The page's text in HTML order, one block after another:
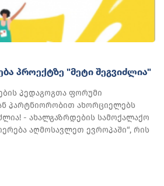
ᲞᲠᲝᲔᲥᲢᲖᲔ "ᲛᲔᲢᲘ ᲨᲔᲒᲕᲘᲫᲚᲘᲐ"
პედაგოგთა ფორუმი
პარტნიორობით ახორციელებს
- ახალგაზრდების სამოქალაქო
აღმოსავლეთ ევროპაში“, რის